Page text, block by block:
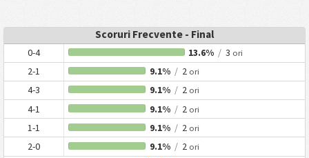
Scoruri Frecvente - Final
0-4 13.6% / 3 ori
2-1 9.1% /2 ori
4-3 9.1% /2 ori
4-1 9.1% /2 ori
1-1 9.1% /2 ori
2-0 9.1% /2 ori